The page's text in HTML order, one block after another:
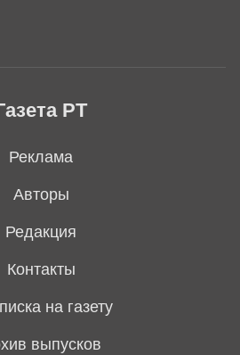
РТ
Реклама
Авторы
Редакция
Контакты
на газету
выпусков